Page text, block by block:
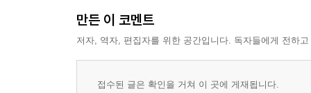
VJ 시스템과 1인 미디어
1인 제작 패러다임으로의 변환
1인 미디어와 MCN
만든 이 코멘트
저자, 역자, 편집자를 위한 공간입니다. 독자들에게 전하
접수된 글은 확인을 거쳐 이 곳에 게재됩니다.